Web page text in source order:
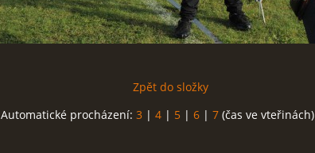
Zpět do složky
Automatické procházení: 3 | 4 | 5 | 6 | 7 (čas ve vteřinách)